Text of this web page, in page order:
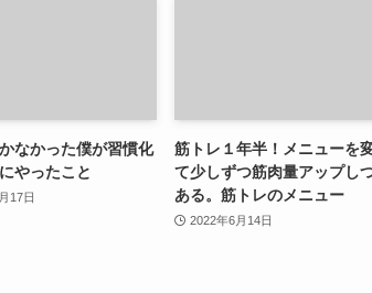
なかった僕が習慣化
やったこと
17日
筋トレ１年半！メニューを
て少しずつ筋肉量アップし
ある。筋トレのメニュー
2022年6月14日